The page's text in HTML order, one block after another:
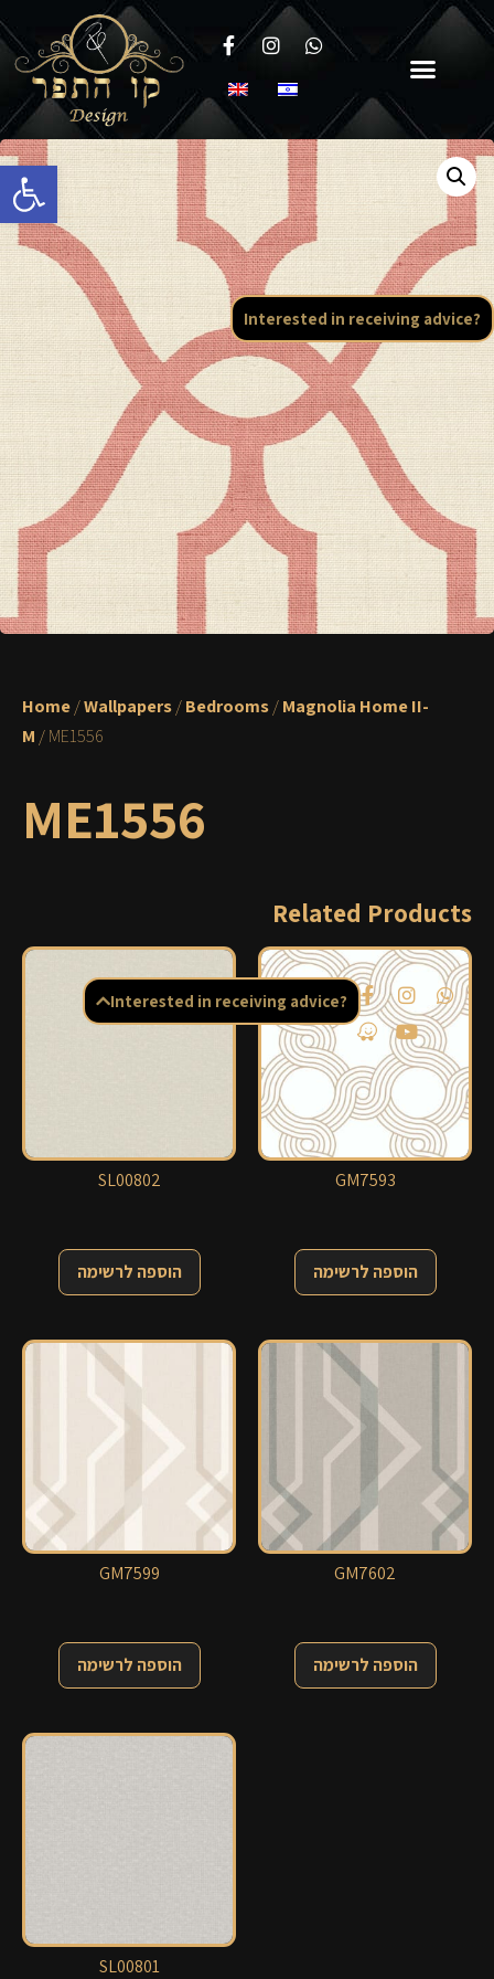
Open toolbar
Home/Wallpapers/Bedrooms/Magnolia Home II-
M / ME1556
ME1556
Related Products
SL00802
הוספה לרשימה
GM7593
הוספה לרשימה
GM7599
הוספה לרשימה
GM7602
הוספה לרשימה
SL00801
Interested in receiving advice?
Interested in receiving advice?